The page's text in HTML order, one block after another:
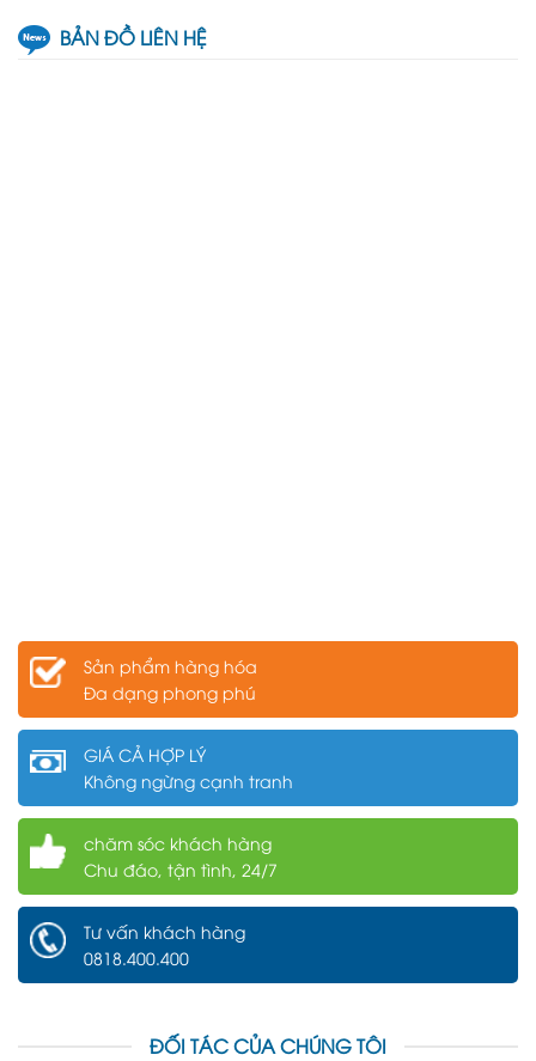
BẢN ĐỒ LIÊN HỆ
Sản phẩm hàng hóa
Đa dạng phong phú
GIÁ CẢ HỢP LÝ
Không ngừng cạnh tranh
chăm sóc khách hàng
Chu đáo, tận tình, 24/7
Tư vấn khách hàng
0818.400.400
ĐỐI TÁC CỦA CHÚNG TÔI